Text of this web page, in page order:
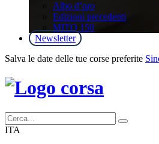
Albo d’oro
Edizioni precedenti
MITO 150
Newsletter
Salva le date delle tue corse preferite
ITA